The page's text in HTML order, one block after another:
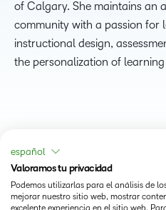
of Calgary. She maintains an
community with a passion for
instructional design,
the personalization of learning
español
Valoramos tu privacidad
Podemos utilizarlas para el análisis de
mejorar nuestro sitio web, mostrar